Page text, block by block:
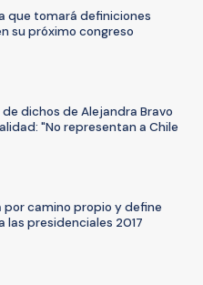
que tomará definiciones
su próximo congreso
dichos de Alejandra Bravo
"No representan a Chile
camino propio y define
las presidenciales 2017